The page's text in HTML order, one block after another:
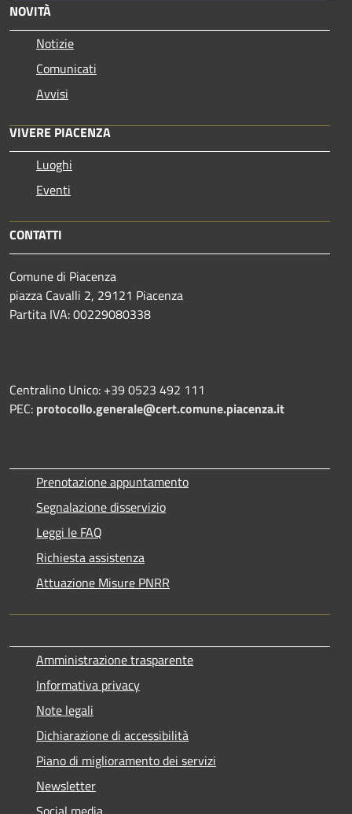
NOVITÀ
Notizie
Comunicati
Avvisi
VIVERE PIACENZA
Luoghi
Eventi
CONTATTI
Comune di Piacenza
piazza Cavalli 2, 29121 Piacenza
Partita IVA: 00229080338
Centralino Unico: +39 0523 492 111
PEC: protocollo.generale@cert.comune.piacenza.it
Prenotazione appuntamento
Segnalazione disservizio
Leggi le FAQ
Richiesta assistenza
Attuazione Misure PNRR
Amministrazione trasparente
Informativa privacy
Note legali
Dichiarazione di accessibilità
Piano di miglioramento dei servizi
Newsletter